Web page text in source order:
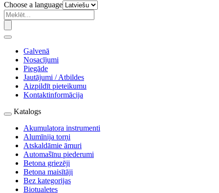
Choose a language
Galvenā
Nosacījumi
Piegāde
Jautājumi / Atbildes
Aizpildīt pieteikumu
Kontaktinformācija
Katalogs
Akumulatora instrumenti
Alumīnija torņi
Atskaldāmie āmuri
Automašīnu piederumi
Betona griezēji
Betona maisītāji
Bez kategorijas
Biotualetes